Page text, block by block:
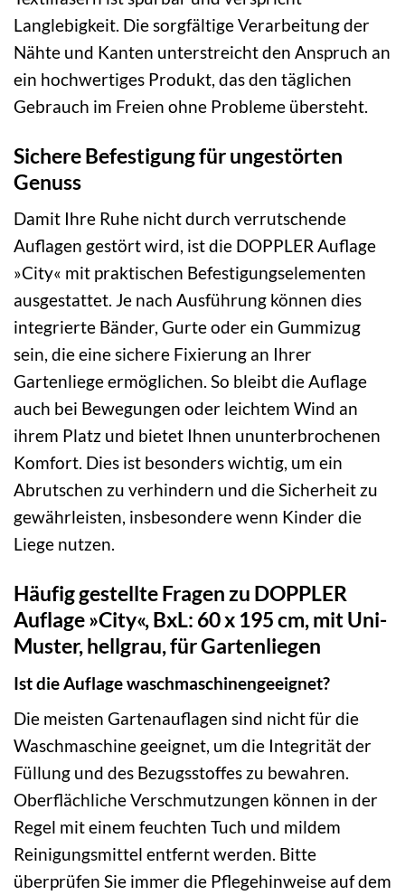
Langlebigkeit. Die sorgfältige Verarbeitung der
Nähte und Kanten unterstreicht den Anspruch an
ein hochwertiges Produkt, das den täglichen
Gebrauch im Freien ohne Probleme übersteht.
Sichere Befestigung für ungestörten
Genuss
Damit Ihre Ruhe nicht durch verrutschende
Auflagen gestört wird, ist die DOPPLER Auflage
»City« mit praktischen Befestigungselementen
ausgestattet. Je nach Ausführung können dies
integrierte Bänder, Gurte oder ein Gummizug
sein, die eine sichere Fixierung an Ihrer
Gartenliege ermöglichen. So bleibt die Auflage
auch bei Bewegungen oder leichtem Wind an
ihrem Platz und bietet Ihnen ununterbrochenen
Komfort. Dies ist besonders wichtig, um ein
Abrutschen zu verhindern und die Sicherheit zu
gewährleisten, insbesondere wenn Kinder die
Liege nutzen.
Häufig gestellte Fragen zu DOPPLER
Auflage »City«, BxL: 60 x 195 cm, mit Uni-
Muster, hellgrau, für Gartenliegen
Ist die Auflage waschmaschinengeeignet?
Die meisten Gartenauflagen sind nicht für die
Waschmaschine geeignet, um die Integrität der
Füllung und des Bezugsstoffes zu bewahren.
Oberflächliche Verschmutzungen können in der
Regel mit einem feuchten Tuch und mildem
Reinigungsmittel entfernt werden. Bitte
überprüfen Sie immer die Pflegehinweise auf dem